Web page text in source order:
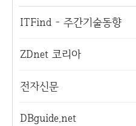
ITFind - 주간기술동향
ZDnet 코리아
전자신문
DBguide.net